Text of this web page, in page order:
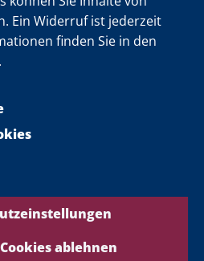
Ein Widerruf ist jederzeit
finden Sie in den
ablehnen